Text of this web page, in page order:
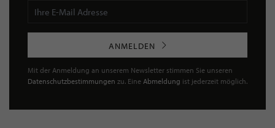
ANMELDEN
Mit der Anmeldung an unserem Newsletter stimmen Sie unseren
Datenschutzbestimmungen zu. Eine Abmeldung ist jederzeit möglich.